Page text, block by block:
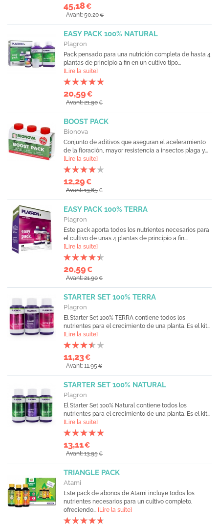
45,18€
Avant: 50,20€
EASY PACK 100% NATURAL
Plagron
Pack pensado para una nutrición completa de hasta 4
plantas de principio a fin en un cultivo tipo...
[Lire la suite]
20,59€
Avant: 21,90€
BOOST PACK
Bionova
Conjunto de aditivos que aseguran el aceleramiento
de la floración, mayor resistencia a insectos plaga y...
[Lire la suite]
12,29€
Avant: 13,65€
EASY PACK 100% TERRA
Plagron
Este pack aporta todos los nutrientes necesarios para
el cultivo de unas 4 plantas de principio a fin....
[Lire la suite]
20,59€
Avant: 21,90€
STARTER SET 100% TERRA
Plagron
El Starter Set 100% TERRA contiene todos los
nutrientes para el crecimiento de una planta. Es el kit...
[Lire la suite]
11,23€
Avant: 11,95€
STARTER SET 100% NATURAL
Plagron
El Starter Set 100% Natural contiene todos los
nutrientes para el crecimiento de una planta. Es el kit...
[Lire la suite]
13,11€
Avant: 13,95€
TRIANGLE PACK
Atami
Este pack de abonos de Atami incluye todos los
nutrientes necesarios para un cultivo completo,
ofreciendo... [Lire la suite]